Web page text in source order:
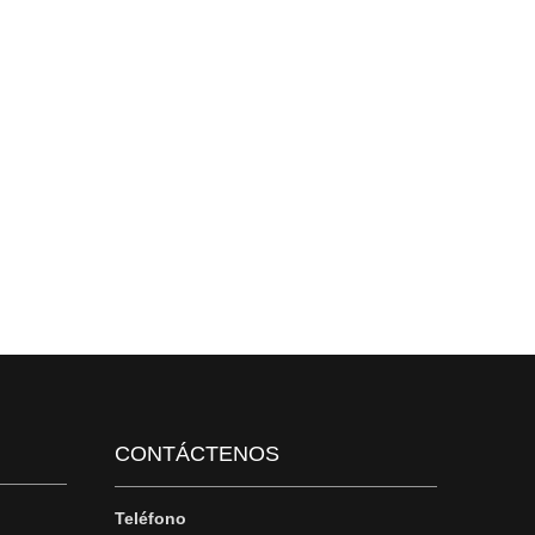
CONTÁCTENOS
Teléfono